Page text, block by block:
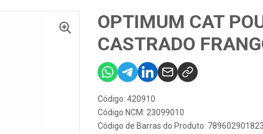
OPTIMUM CAT
CASTRADO
Código: 420910
Código NCM: 23099010
Código de Barras do Produto: